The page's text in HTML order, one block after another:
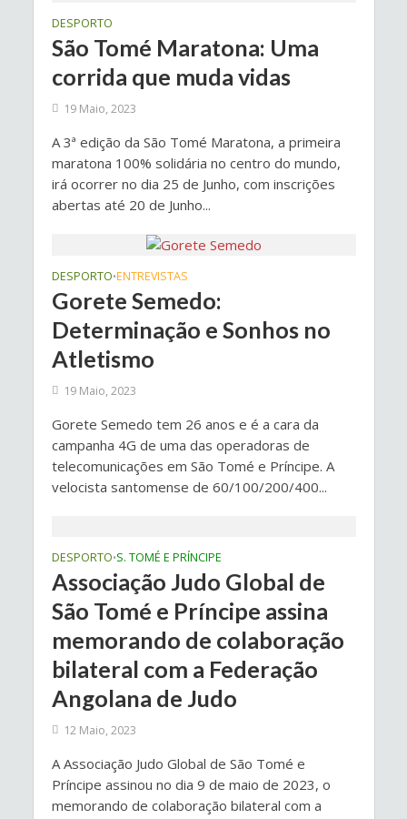
DESPORTO
São Tomé Maratona: Uma
corrida que muda vidas
19 Maio, 2023
A 3ª edição da São Tomé Maratona, a primeira
maratona 100% solidária no centro do mundo,
irá ocorrer no dia 25 de Junho, com inscrições
abertas até 20 de Junho...
DESPORTO•ENTREVISTAS
Gorete Semedo:
Determinação e Sonhos no
Atletismo
19 Maio, 2023
Gorete Semedo tem 26 anos e é a cara da
campanha 4G de uma das operadoras de
telecomunicações em São Tomé e Príncipe. A
velocista santomense de 60/100/200/400...
DESPORTO•S. TOMÉ E PRÍNCIPE
Associação Judo Global de
São Tomé e Príncipe assina
memorando de colaboração
bilateral com a Federação
Angolana de Judo
12 Maio, 2023
A Associação Judo Global de São Tomé e
Príncipe assinou no dia 9 de maio de 2023, o
memorando de colaboração bilateral com a